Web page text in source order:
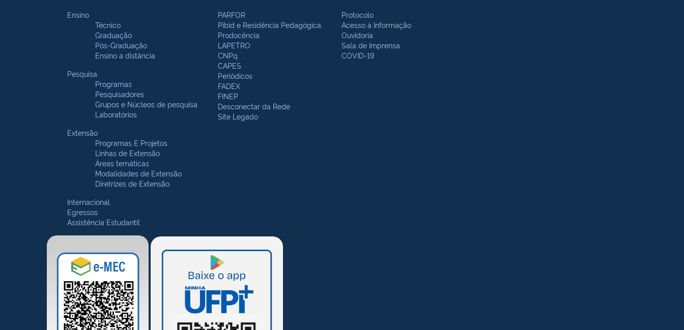
Ensino
Técnico
Graduação
Pós-Graduação
Ensino a distância
Pesquisa
Programas
Pesquisadores
Grupos e Núcleos de pesquisa
Laboratórios
Extensão
Programas E Projetos
Linhas de Extensão
Áreas temáticas
Modalidades de Extensão
Diretrizes de Extensão
Internacional
Egressos
Assistência Estudantil
PARFOR
Pibid e Residência Pedagógica
Prodocência
LAPETRO
CNPq
CAPES
Periódicos
FADEX
FINEP
Desconectar da Rede
Site Legado
Protocolo
Acesso à Informação
Ouvidoria
Sala de Imprensa
COVID-19